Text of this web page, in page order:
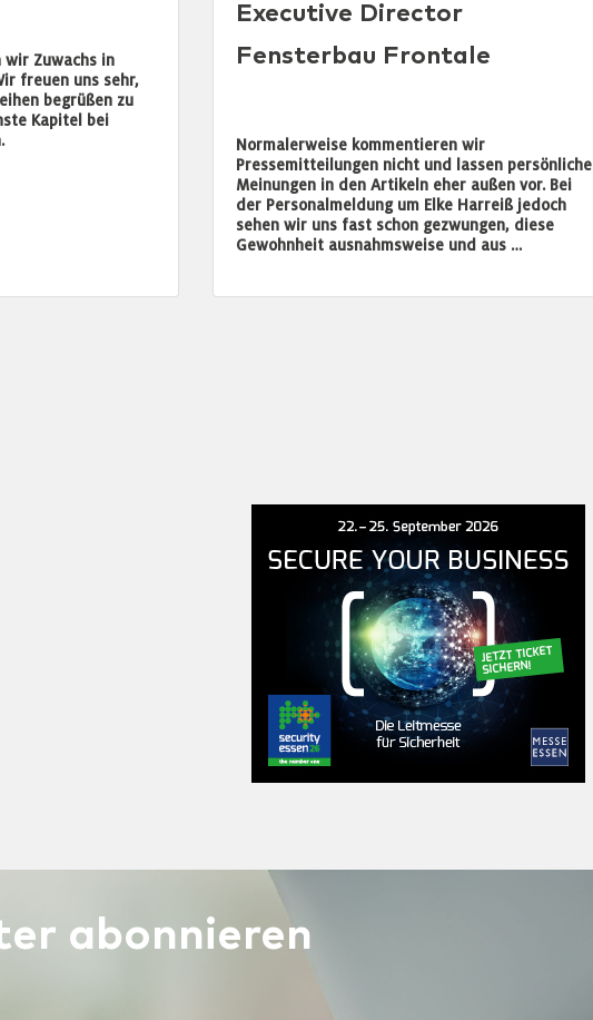
wir Zuwachs in
freuen uns sehr,
begrüßen zu
Kapitel bei
Executive Director
Fensterbau Frontale
Normalerweise kommentieren wir
Pressemitteilungen nicht und lassen persönliche
Meinungen in den Artikeln eher außen vor. Bei
der Personalmeldung um Elke Harreiß jedoch
sehen wir uns fast schon gezwungen, diese
Gewohnheit ausnahmsweise und aus …
abonnieren